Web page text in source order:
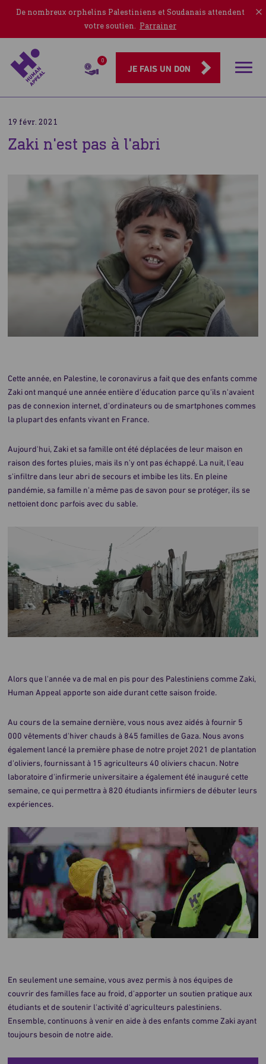
De nombreux orphelins Palestiniens et Soudanais attendent
votre soutien. Parrainer
0
JE FAIS UN DON
19 févr. 2021
Zaki n'est pas à l'abri
Cette année, en Palestine, le coronavirus a fait que des enfants comme
Zaki ont manqué une année entière d'éducation parce qu'ils n'avaient
pas de connexion internet, d'ordinateurs ou de smartphones commes
la plupart des enfants vivant en France.
Aujourd'hui, Zaki et sa famille ont été déplacées de leur maison en
raison des fortes pluies, mais ils n'y ont pas échappé. La nuit, l'eau
s'infiltre dans leur abri de secours et imbibe les lits. En pleine
pandémie, sa famille n'a même pas de savon pour se protéger, ils se
nettoient donc parfois avec du sable.
Alors que l'année va de mal en pis pour des Palestiniens comme Zaki,
Human Appeal apporte son aide durant cette saison froide.
Au cours de la semaine dernière, vous nous avez aidés à fournir 5
000 vêtements d'hiver chauds à 845 familles de Gaza. Nous avons
également lancé la première phase de notre projet 2021 de plantation
d'oliviers, fournissant à 15 agriculteurs 40 oliviers chacun. Notre
laboratoire d'infirmerie universitaire a également été inauguré cette
semaine, ce qui permettra à 820 étudiants infirmiers de débuter leurs
expériences.
En seulement une semaine, vous avez permis à nos équipes de
couvrir des familles face au froid, d'apporter un soutien pratique aux
étudiants et de soutenir l'activité d'agriculteurs palestiniens.
Ensemble, continuons à venir en aide à des enfants comme Zaki ayant
toujours besoin de notre aide.